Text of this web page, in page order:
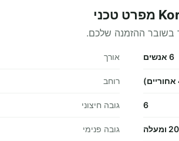
בשובר ההזמנה שלכם.
6 אנשים
6
אורך
רוחב
גובה חיצוני
גובה פנימי